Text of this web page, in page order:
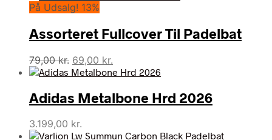
På Udsalg! 13%
Assorteret Fullcover Til Padelbat
79,00kr. Den
oprindelige
var:
79,00 kr..
69,00 kr.
aktuelle
er:
69,00 kr..
Adidas Metalbone Hrd 2026
3.199,00 kr.